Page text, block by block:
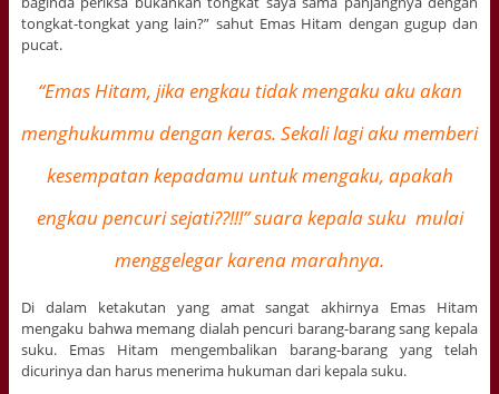
tongkat-tongkat yang lain?” sahut Emas Hitam dengan gugup dan
pucat.
“Emas Hitam, jika engkau tidak mengaku aku akan
menghukummu dengan keras. Sekali lagi aku memberi
kesempatan kepadamu untuk mengaku, apakah
engkau pencuri sejati??!!!” suara kepala suku mulai
menggelegar karena marahnya.
Di dalam ketakutan yang amat sangat akhirnya Emas Hitam
mengaku bahwa memang dialah pencuri barang-barang sang kepala
suku. Emas Hitam mengembalikan barang-barang yang telah
dicurinya dan harus menerima hukuman dari kepala suku.